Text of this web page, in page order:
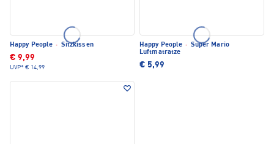
Happy People · Sitzkissen
€ 9,99
UVP* € 14,99
Happy People · Super Mario
Luftmatratze
€ 5,99